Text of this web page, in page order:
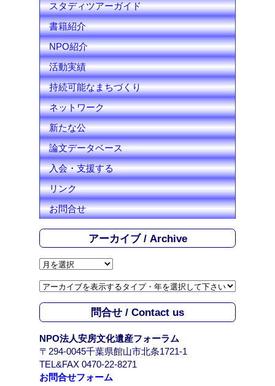
スタディツアーガイド
書籍紹介
NPO紹介
活動実績
持続可能なまちづくり
ネットワーク
新たな公
論文データベース
入会・支援する
リンク
お問合せ
アーカイブ / Archive
ア
カ
イ
ブ
A
r
c
h
問合せ / Contact us
NPO法人安房文化遺産フォーラム
〒294-0045千葉県館山市北条1721-1
TEL&FAX 0470-22-8271
お問合せフォーム